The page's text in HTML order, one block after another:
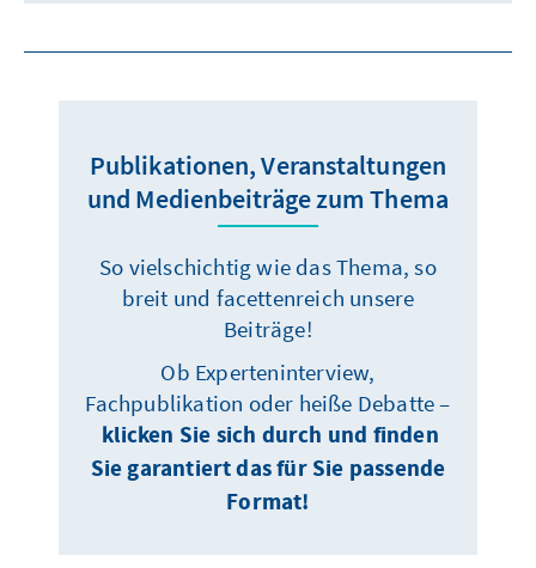
Publikationen, Veranstaltungen
und Medienbeiträge zum Thema
So vielschichtig wie das Thema, so
breit und facettenreich unsere
Beiträge!
Ob Experteninterview,
Fachpublikation oder heiße Debatte –
klicken Sie sich durch und finden
Sie garantiert das für Sie passende
Format!